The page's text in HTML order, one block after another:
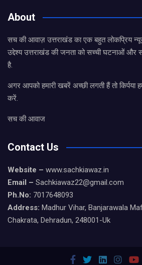
About
सच की आवाज़ उत्तराखंड का एक बहुत लोकप्रिय
उद्देश्य उत्तराखंड की जनता को सच्ची घटनाओं और
है.
अगर आपको हमारी खबरें अच्छी लगती हैं तो किर्पया
करें.
सच की आवाज
Contact Us
Website – www.sachkiawaz.in
Email – Sachkiawaz22@gmail.com
Ph.No: 7017648093
Address: Madhur Vihar, Banjarawala
Chakrata, Dehradun, 248001-Uk